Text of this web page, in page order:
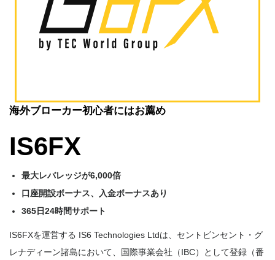
海外ブローカー初心者にはお薦め
IS6FX
最大レバレッジが6,000倍
口座開設ボーナス、入金ボーナスあり
365日24時間サポート
IS6FXを運営する IS6 Technologies Ltdは、セントビンセント・グ
レナディーン諸島において、国際事業会社（IBC）として登録（番